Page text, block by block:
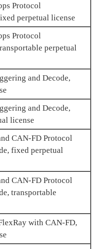
Protocol
perpetual license
Protocol
perpetual
and Decode,
and Decode,
license
CAN-FD Protocol
fixed perpetual
CAN-FD Protocol
transportable
with CAN-FD,